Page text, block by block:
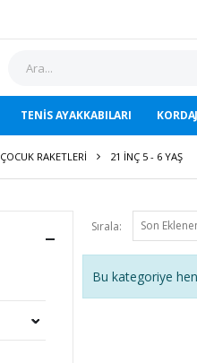
TENIS AYAKKABILARI
ÇOCUK RAKETLERI 21 INÇ 5 - 6 YAŞ
Sırala:
Bu kategoriye